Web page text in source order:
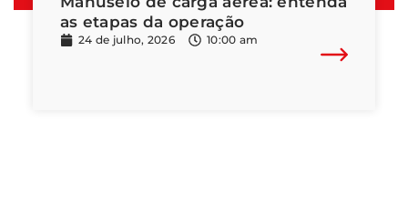
as etapas da operação
24 de julho, 2026 10:00 am